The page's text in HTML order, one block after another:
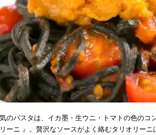
のパスタは、イカ墨・生ウニ・トマトの色のコ
ーニ 』。贅沢なソースがよく絡むタリオリー